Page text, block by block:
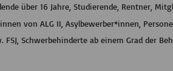
über 16 Jahre, Studierende, Rentner,
von ALG II, Asylbewerber*innen,
Schwerbehinderte ab einem Grad der